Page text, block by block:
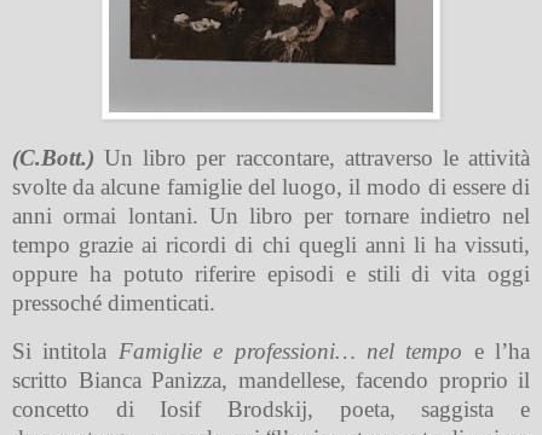
(C.Bott.) Un libro per raccontare, attraverso le attività
svolte da alcune famiglie del luogo, il modo di essere di
anni ormai lontani. Un libro per tornare indietro nel
tempo grazie ai ricordi di chi quegli anni li ha vissuti,
oppure ha potuto riferire episodi e stili di vita oggi
pressoché dimenticati.
Si intitola Famiglie e professioni… nel tempo e l’ha
scritto Bianca Panizza, mandellese, facendo proprio il
concetto di Iosif Brodskij, poeta, saggista e